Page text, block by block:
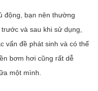
động, bạn nên thường
và sau khi sử dụng,
vấn đề phát sinh và có thể
bơm hơi cũng rất dễ
một mình.